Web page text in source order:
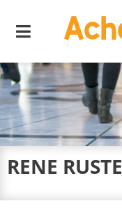
Menu
RENE RUSTE